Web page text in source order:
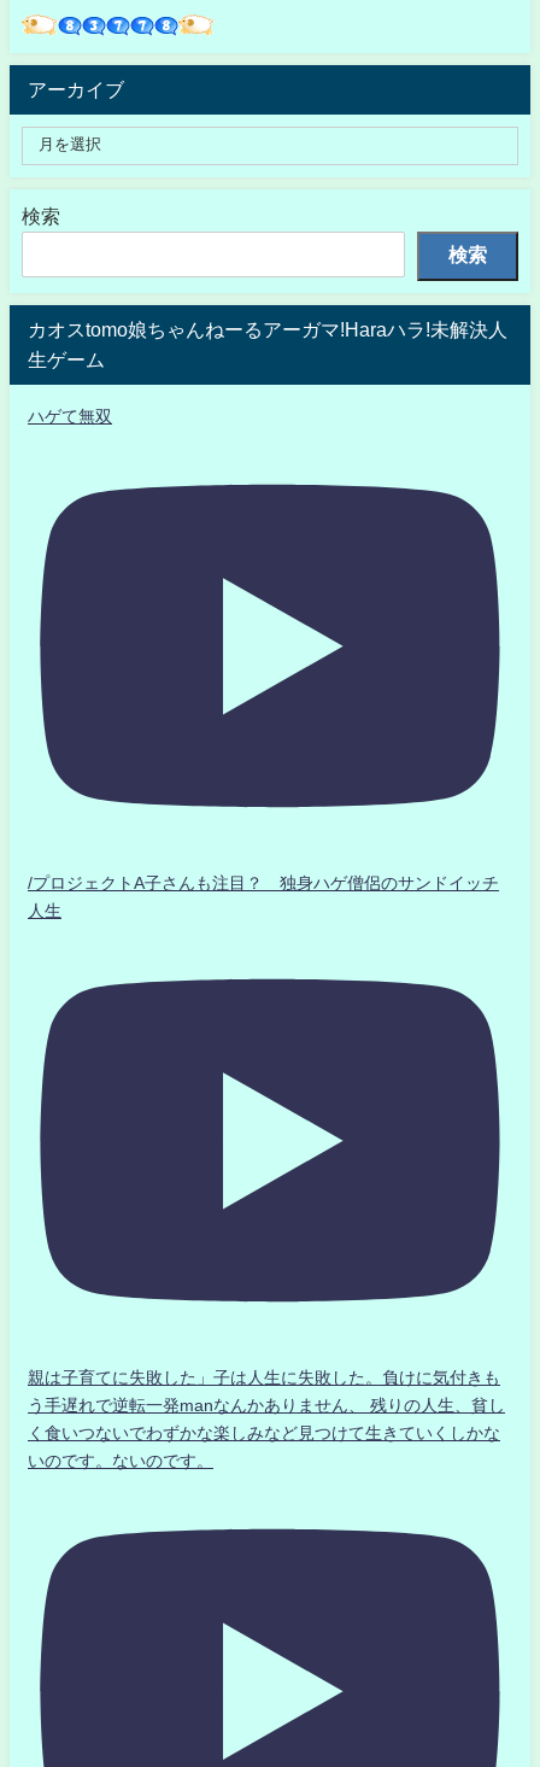
アーカイブ
検索
検索
カオスtomo娘ちゃんねーるアーガマ!Haraハラ!未解決人
生ゲーム
ハゲて無双
/プロジェクトA子さんも注目？ 独身ハゲ僧侶のサンドイッチ
人生
親は子育てに失敗した」子は人生に失敗した。負けに気付きも
う手遅れで逆転一発manなんかありません、 残りの人生、貧し
く食いつないでわずかな楽しみなど見つけて生きていくしかな
いのです。ないのです。